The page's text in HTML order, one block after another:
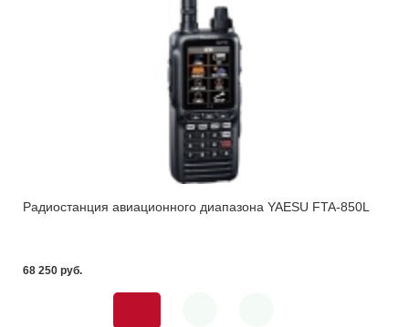
Радиостанция авиационного диапазона YAESU FTA-850L
68 250 pуб.